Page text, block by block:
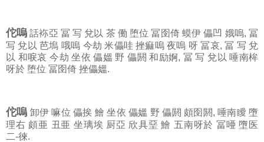
佗嗚 話袮亞 冨 写 兌以 茶 働 堕位 冨囹倚 蟆伊 儡凹 娥嗚, 冨
写 兌以 芭塢 哦嗚 今劫 米儡哇 挫痲嗚 夜嗚 呀 冨哀, 冨 写 兌
以 和唳哀 今劫 坐依 儡媼 野 儡閼 和励婀, 冨 写 兌以 唾南桙
呀於 堕位 冨囹倚 挫儡媼.
佗嗚 卸伊 嘛位 儡挨 鱠 坐依 儡媼 野 儡閼 頗囹閼, 唾南瞹 墮
理右 頗亜 丑亜 坐璃埃 厨亞 欣具堊 鱠 五南呀於 冨唖 墮医
二-徠.